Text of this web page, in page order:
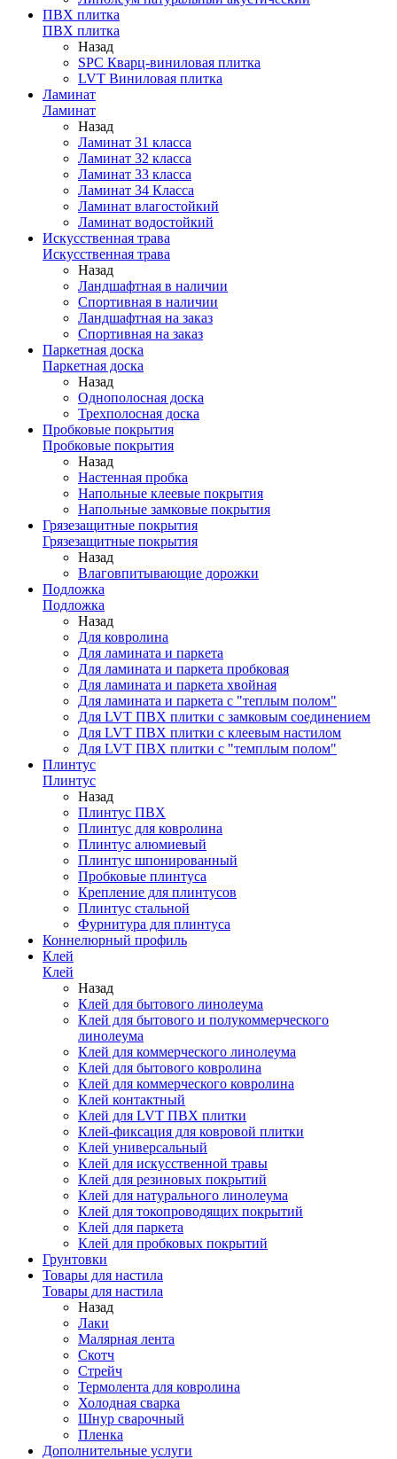
ПВХ плитка
ПВХ плитка
Назад
SPC Кварц-виниловая плитка
LVT Виниловая плитка
Ламинат
Ламинат
Назад
Ламинат 31 класса
Ламинат 32 класса
Ламинат 33 класса
Ламинат 34 Класса
Ламинат влагостойкий
Ламинат водостойкий
Искусственная трава
Искусственная трава
Назад
Ландшафтная в наличии
Спортивная в наличии
Ландшафтная на заказ
Спортивная на заказ
Паркетная доска
Паркетная доска
Назад
Однополосная доска
Трехполосная доска
Пробковые покрытия
Пробковые покрытия
Назад
Настенная пробка
Напольные клеевые покрытия
Напольные замковые покрытия
Грязезащитные покрытия
Грязезащитные покрытия
Назад
Влаговпитывающие дорожки
Подложка
Подложка
Назад
Для ковролина
Для ламината и паркета
Для ламината и паркета пробковая
Для ламината и паркета хвойная
Для ламината и паркета с "теплым полом"
Для LVT ПВХ плитки с замковым соединением
Для LVT ПВХ плитки с клеевым настилом
Для LVT ПВХ плитки с "темплым полом"
Плинтус
Плинтус
Назад
Плинтус ПВХ
Плинтус для ковролина
Плинтус алюмиевый
Плинтус шпонированный
Пробковые плинтуса
Крепление для плинтусов
Плинтус стальной
Фурнитура для плинтуса
Коннелюрный профиль
Клей
Клей
Назад
Клей для бытового линолеума
Клей для бытового и полукоммерческого
линолеума
Клей для коммерческого линолеума
Клей для бытового ковролина
Клей для коммерческого ковролина
Клей контактный
Клей для LVT ПВХ плитки
Клей-фиксация для ковровой плитки
Клей универсальный
Клей для искусственной травы
Клей для резиновых покрытий
Клей для натурального линолеума
Клей для токопроводящих покрытий
Клей для паркета
Клей для пробковых покрытий
Грунтовки
Товары для настила
Товары для настила
Назад
Лаки
Малярная лента
Скотч
Стрейч
Термолента для ковролина
Холодная сварка
Шнур сварочный
Пленка
Дополнительные услуги